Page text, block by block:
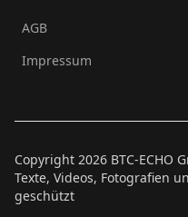
AGB
Impressum
Copyright 2026 BTC-ECHO
Texte, Videos, Fotografien
geschützt